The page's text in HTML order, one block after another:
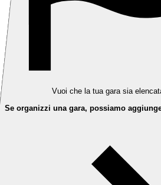
Vuoi che la tua gara sia
Se organizzi una gara, possiamo